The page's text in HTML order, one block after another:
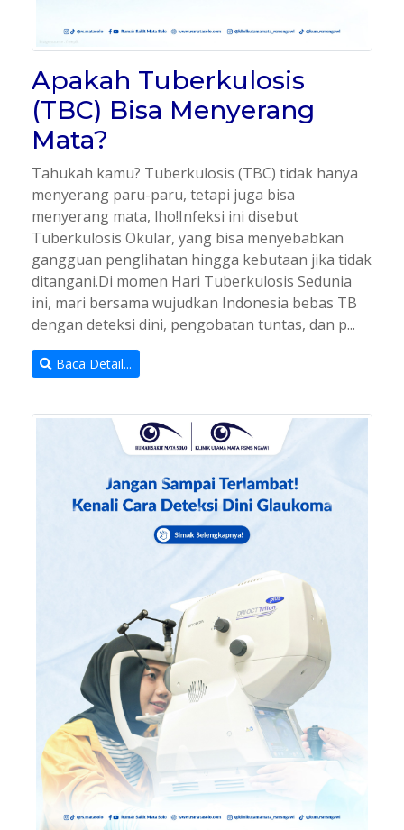
Apakah Tuberkulosis
(TBC) Bisa Menyerang
Mata?
Tahukah kamu? Tuberkulosis (TBC) tidak hanya
menyerang paru-paru, tetapi juga bisa
menyerang mata, lho!Infeksi ini disebut
Tuberkulosis Okular, yang bisa menyebabkan
gangguan penglihatan hingga kebutaan jika tidak
ditangani.Di momen Hari Tuberkulosis Sedunia
ini, mari bersama wujudkan Indonesia bebas TB
dengan deteksi dini, pengobatan tuntas, dan p...
Baca Detail...